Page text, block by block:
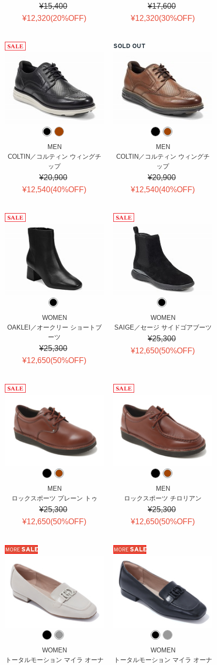
¥15,400
¥12,320(20%OFF)
¥17,600
¥12,320(30%OFF)
MEN
COLTIN／コルティン ウィングチ
ップ
¥20,900
¥12,540(40%OFF)
SOLD OUT
MEN
COLTIN／コルティン ウィングチ
ップ
¥20,900
¥12,540(40%OFF)
WOMEN
OAKLEI／オークリー ショートブ
ーツ
¥25,300
¥12,650(50%OFF)
WOMEN
SAIGE／セージ サイドゴアブーツ
¥25,300
¥12,650(50%OFF)
MEN
ロックスポーツ プレーン トゥ
¥25,300
¥12,650(50%OFF)
MEN
ロックスポーツ チロリアン
¥25,300
¥12,650(50%OFF)
MORE SALE
WOMEN
トータルモーション マイラ オーナ
MORE SALE
WOMEN
トータルモーション マイラ オーナ